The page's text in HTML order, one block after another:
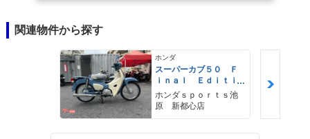
関連物件から探す
ホンダ
スーパーカブ５０ Ｆ
ｉｎａｌ Ｅｄｉｔｉ
ｏｎ 受注期間限定モ
デル リアキャリア・
スイングアーム・チェ
ホンダｓｐｏｒｔｓ池
原 新都心店